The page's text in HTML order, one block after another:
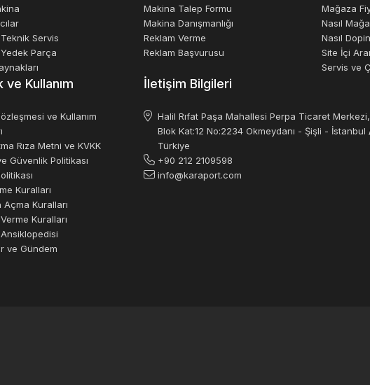
Servis
Parça
Makina Talep Formu
Makina Danışmanlığı
Reklam Verme
Reklam Başvurusu
Mağaza
Nasıl
Nasıl
Site İçi
Servis ve
ve Kullanım
ve Kullanım
Rıza Metni ve KVKK
Güvenlik Politikası
Kuralları
Açma Kuralları
Kuralları
ve Gündem
İletişim Bilgileri
Halil Rıfat Paşa Mahallesi Perpa Ticaret
Blok Kat:12 No:2234 Okmeydanı - Şişli - İstanbul
Türkiye
+90 212 2109598
info@karaport.com